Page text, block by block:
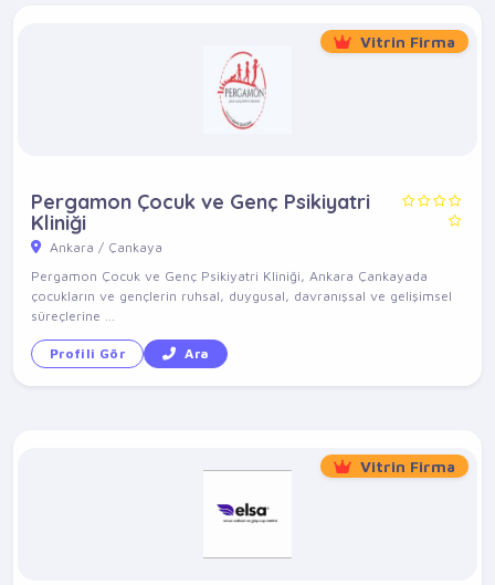
Vitrin Firma
Pergamon Çocuk ve Genç Psikiyatri
Kliniği
Ankara / Çankaya
Pergamon Çocuk ve Genç Psikiyatri Kliniği, Ankara Çankayada
çocukların ve gençlerin ruhsal, duygusal, davranışsal ve gelişimsel
süreçlerine ...
Profili Gör Ara
Vitrin Firma